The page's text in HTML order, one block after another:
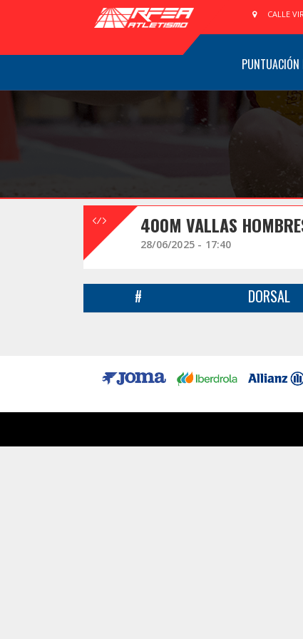
CALLE
PUNTUACIÓN
400M VALLAS
28/06/2025 - 17:40
# DORSAL